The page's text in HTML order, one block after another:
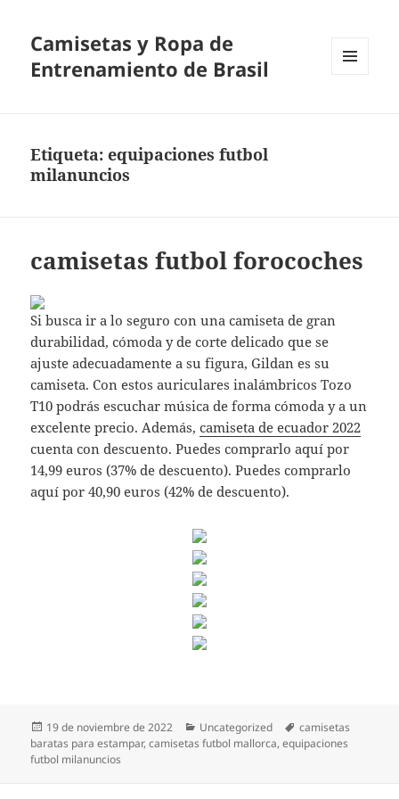
Camisetas y Ropa de
Entrenamiento de Brasil
Etiqueta:equipaciones futbol
milanuncios
camisetas futbol forocoches
Si busca ir a lo seguro con una camiseta de gran
durabilidad, cómoda y de corte delicado que se
ajuste adecuadamente a su figura, Gildan es su
camiseta. Con estos auriculares inalámbricos Tozo
T10 podrás escuchar música de forma cómoda y a un
excelente precio. Además,camiseta de ecuador 2022
cuenta con descuento. Puedes comprarlo aquí por
14,99 euros (37% de descuento). Puedes comprarlo
aquí por 40,90 euros (42% de descuento).
Publicado
el
19 de noviembre de 2022 Categorías
Uncategorized Etiquetas
camisetas
baratas para estampar,camisetas futbol mallorca,equipaciones
futbol milanuncios